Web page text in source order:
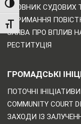
TOGGLE HIGH
TOGGLE FONT SIZE
СЛОВНИК СУДОВИХ
ОТРИМАННЯ
ЗАЯВА ПРО ВПЛИВ
РЕСТИТУЦІЯ
ГРОМАДСЬКІ
ПОТОЧНІ
COMMUNITY COURT
ЗАХОДИ ІЗ